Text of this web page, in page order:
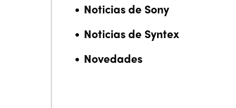
Noticias de Sony
Noticias de Syntex
Novedades